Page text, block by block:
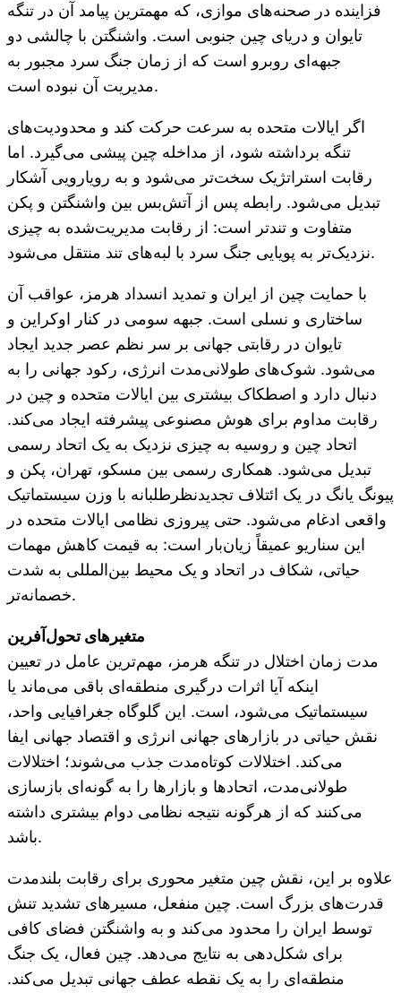
فزاینده در صحنه‌های موازی، که مهمترین پیامد آن در تنگه
تایوان و دریای چین جنوبی است. واشنگتن با چالشی دو
جبهه‌ای روبرو است که از زمان جنگ سرد مجبور به
مدیریت آن نبوده است.
اگر ایالات متحده به سرعت حرکت کند و محدودیت‌های
تنگه برداشته شود، از مداخله چین پیشی می‌گیرد. اما
رقابت استراتژیک سخت‌تر می‌شود و به رویارویی آشکار
تبدیل می‌شود. رابطه پس از آتش‌بس بین واشنگتن و پکن
متفاوت و تندتر است: از رقابت مدیریت‌شده به چیزی
نزدیک‌تر به پویایی جنگ سرد با لبه‌های تند منتقل می‌شود.
با حمایت چین از ایران و تمدید انسداد هرمز، عواقب آن
ساختاری و نسلی است. جبهه سومی در کنار اوکراین و
تایوان در رقابتی جهانی بر سر نظم عصر جدید ایجاد
می‌شود. شوک‌های طولانی‌مدت انرژی، رکود جهانی را به
دنبال دارد و اصطکاک بیشتری بین ایالات متحده و چین در
رقابت مداوم برای هوش مصنوعی پیشرفته ایجاد می‌کند.
اتحاد چین و روسیه به چیزی نزدیک به یک اتحاد رسمی
تبدیل می‌شود. همکاری رسمی بین مسکو، تهران، پکن و
پیونگ یانگ در یک ائتلاف تجدیدنظرطلبانه با وزن سیستماتیک
واقعی ادغام می‌شود. حتی پیروزی نظامی ایالات متحده در
این سناریو عمیقاً زیان‌بار است: به قیمت کاهش مهمات
حیاتی، شکاف در اتحاد و یک محیط بین‌المللی به شدت
خصمانه‌تر.
متغیرهای تحول‌آفرین
مدت زمان اختلال در تنگه هرمز، مهم‌ترین عامل در تعیین
اینکه آیا اثرات درگیری منطقه‌ای باقی می‌ماند یا
سیستماتیک می‌شود، است. این گلوگاه جغرافیایی واحد،
نقش حیاتی در بازارهای جهانی انرژی و اقتصاد جهانی ایفا
می‌کند. اختلالات کوتاه‌مدت جذب می‌شوند؛ اختلالات
طولانی‌مدت، اتحادها و بازارها را به گونه‌ای بازسازی
می‌کنند که از هرگونه نتیجه نظامی دوام بیشتری داشته
باشد.
علاوه بر این، نقش چین متغیر محوری برای رقابت بلندمدت
قدرت‌های بزرگ است. چین منفعل، مسیرهای تشدید تنش
توسط ایران را محدود می‌کند و به واشنگتن فضای کافی
برای شکل‌دهی به نتایج می‌دهد. چین فعال، یک جنگ
منطقه‌ای را به یک نقطه عطف جهانی تبدیل می‌کند.